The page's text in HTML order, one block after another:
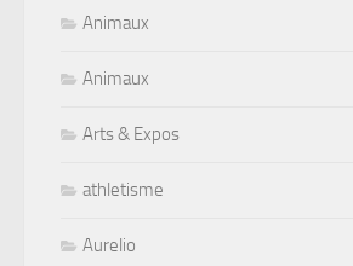
Animaux
Animaux
Arts & Expos
athletisme
Aurelio